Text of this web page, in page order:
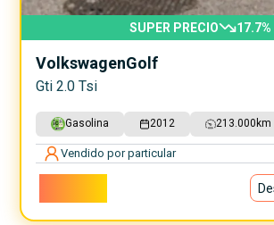
SUPER PRECIO 17.7%
VolkswagenGolf
Gti 2.0 Tsi
Gasolina 2012 213.000 km
Vendido por particular